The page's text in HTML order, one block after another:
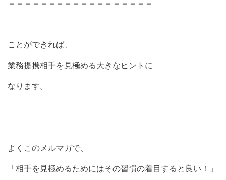
＝＝＝＝＝＝＝＝＝＝＝＝＝＝＝＝＝＝
ことができれば、
業務提携相手を見極める大きなヒントに
なります。
よくこのメルマガで、
「相手を見極めるためにはその習慣の着目すると良い！」